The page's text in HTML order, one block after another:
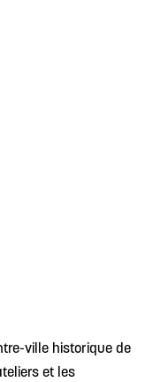
ville historique de
et les